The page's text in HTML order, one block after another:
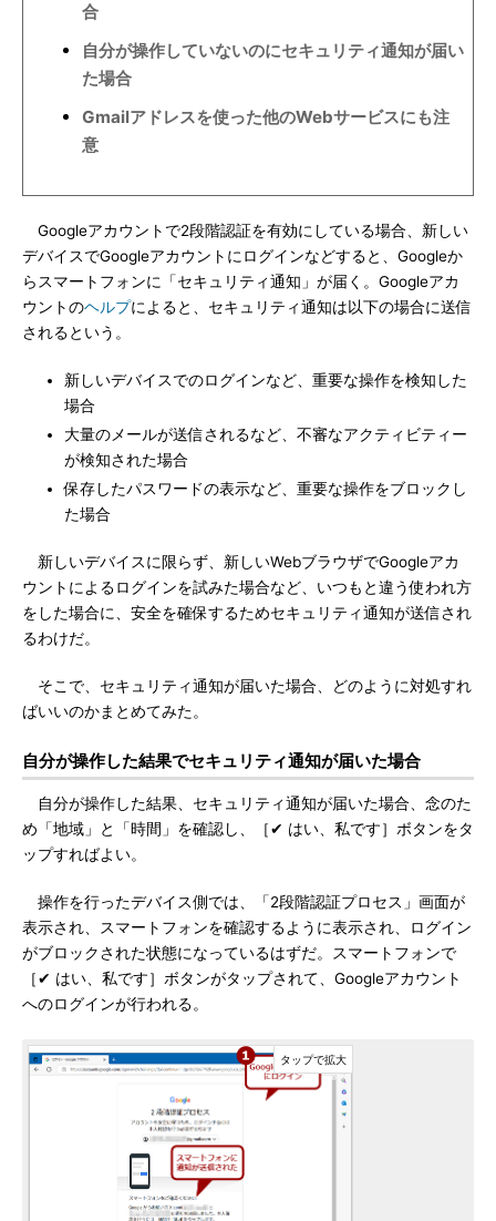
合
自分が操作していないのにセキュリティ通知が届い
た場合
Gmailアドレスを使った他のWebサービスにも注
意
Googleアカウントで2段階認証を有効にしている場合、新しい
デバイスでGoogleアカウントにログインなどすると、Googleか
らスマートフォンに「セキュリティ通知」が届く。Googleアカ
ウントのヘルプによると、セキュリティ通知は以下の場合に送信
されるという。
新しいデバイスでのログインなど、重要な操作を検知した
場合
大量のメールが送信されるなど、不審なアクティビティー
が検知された場合
保存したパスワードの表示など、重要な操作をブロックし
た場合
新しいデバイスに限らず、新しいWebブラウザでGoogleアカ
ウントによるログインを試みた場合など、いつもと違う使われ方
をした場合に、安全を確保するためセキュリティ通知が送信され
るわけだ。
そこで、セキュリティ通知が届いた場合、どのように対処すれ
ばいいのかまとめてみた。
自分が操作した結果でセキュリティ通知が届いた場合
自分が操作した結果、セキュリティ通知が届いた場合、念のた
め「地域」と「時間」を確認し、［✔ はい、私です］ボタンをタ
ップすればよい。
操作を行ったデバイス側では、「2段階認証プロセス」画面が
表示され、スマートフォンを確認するように表示され、ログイン
がブロックされた状態になっているはずだ。スマートフォンで
［✔ はい、私です］ボタンがタップされて、Googleアカウント
へのログインが行われる。